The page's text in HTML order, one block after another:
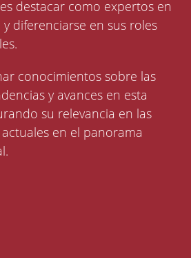
destacar como expertos en
y diferenciarse en sus roles
conocimientos sobre las
y avances en esta
su relevancia en las
en el panorama